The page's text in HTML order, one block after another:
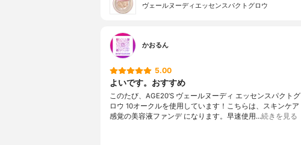
ヴェールヌーディエッセンスパクトグロウ
かおるん
5.00
よいです。おすすめ
このたび、AGE20’S ヴェールヌーディ エッセンスパクトグ
ロウ 10オークルを使用しています！こちらは、スキンケア
感覚の美容液ファンデ になります。早速使用…続きを見る